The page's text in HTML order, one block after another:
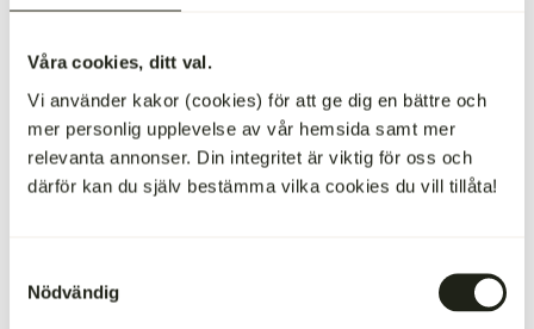
Våra cookies, ditt val.
Vi använder kakor (cookies) för att ge dig en bättre och
mer personlig upplevelse av vår hemsida samt mer
relevanta annonser. Din integritet är viktig för oss och
därför kan du själv bestämma vilka cookies du vill tillåta!
Nödvändig
1 st ekologisk lime (saft och zest)
2 st vitlöksklyftor
1 msk soja
0,5 tsk spiskummin
0,5 tsk paprikapulver
Nymald svartpeppar
700 g sötpotatis